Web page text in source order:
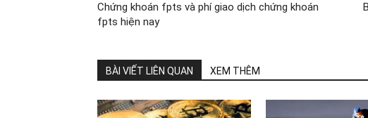
Chứng khoán fpts và phí giao dịch chứng khoán
fpts hiện nay
BÀI VIẾT LIÊN QUAN XEM THÊM